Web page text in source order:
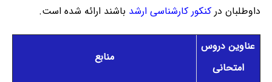
داوطلبان درکنکور کارشناسی ارشد باشند ارائه شده است.
عناوین دروس
امتحانی
منابع